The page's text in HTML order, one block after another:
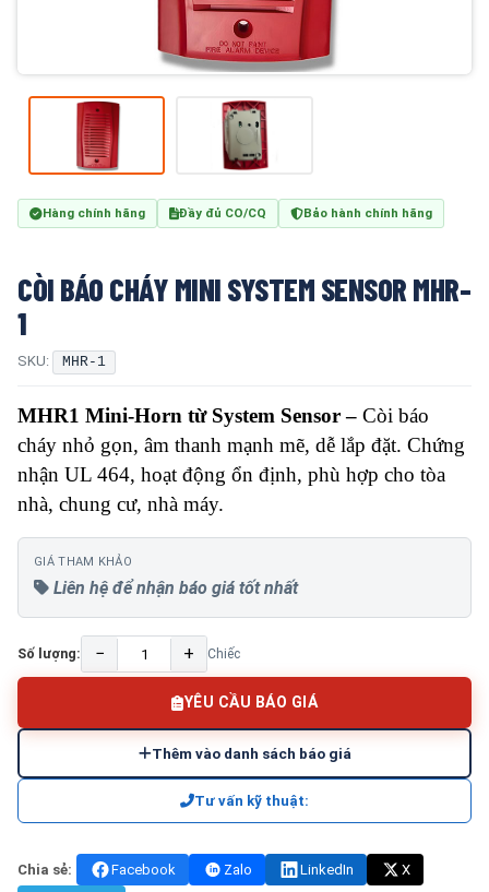
Hàng chính hãng Đầy đủ CO/CQ Bảo hành chính hãng
CÒI BÁO CHÁY MINI SYSTEM SENSOR MHR-
1
SKU: MHR-1
MHR1 Mini-Horn từ System Sensor – Còi báo
cháy nhỏ gọn, âm thanh mạnh mẽ, dễ lắp đặt. Chứng
nhận UL 464, hoạt động ổn định, phù hợp cho tòa
nhà, chung cư, nhà máy.
GIÁ THAM KHẢO
Liên hệ để nhận báo giá tốt nhất
Số lượng: − + Chiếc
YÊU CẦU BÁO GIÁ
Thêm vào danh sách báo giá
Tư vấn kỹ thuật:
Chia sẻ: Facebook Zalo LinkedIn
X